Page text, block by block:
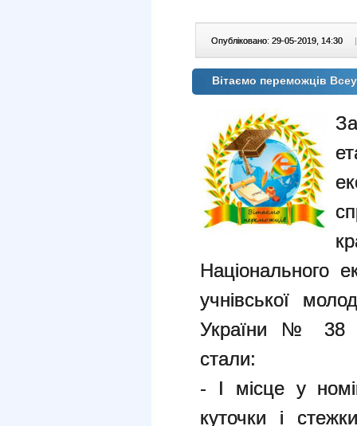
Опубліковано: 29-05-2019, 14:30 |
Вітаємо переможців
Національного
учнівської
України № 38
стали:
- І місце у
куточки і